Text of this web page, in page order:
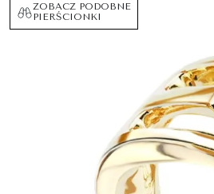
ZOBACZ PODOBNE
PIERŚCIONKI